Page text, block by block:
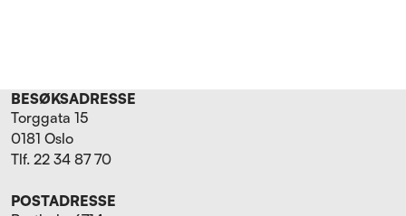
BESØKSADRESSE
Torggata 15
0181 Oslo
Tlf. 22 34 87 70
POSTADRESSE